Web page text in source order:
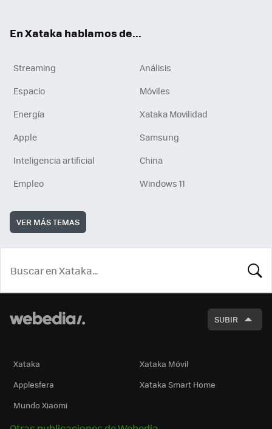
En Xataka hablamos de...
Streaming
Análisis
Espacio
Móviles
Energía
Xataka Movilidad
Apple
Samsung
Inteligencia artificial
China
Empleo
Windows 11
VER MÁS TEMAS
SUBIR
Xataka
Xataka Móvil
Applesfera
Xataka Smart Home
Mundo Xiaomi